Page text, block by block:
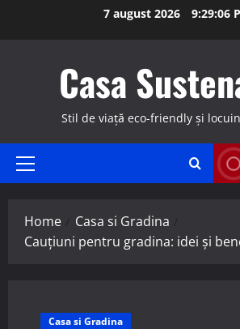
7 august 2026 9:29:07
Casa
Stil de viață eco-friendly și
Primary
Home
Casa si Gradina
Cauțiuni pentru gradina: idei și
Casa si Gradina